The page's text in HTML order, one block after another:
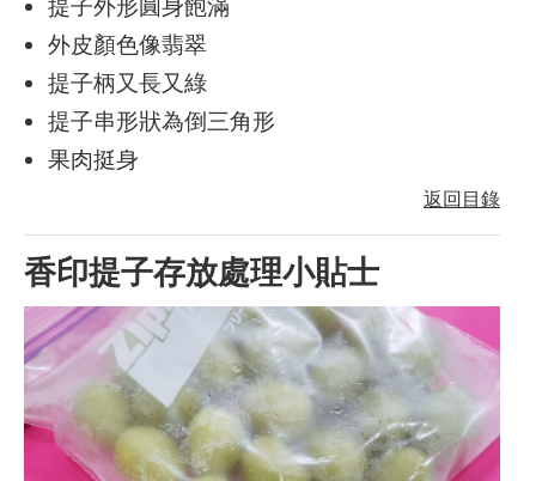
外皮顏色像翡翠
提子柄又長又綠
提子串形狀為倒三角形
果肉挺身
返回目錄
香印提子存放處理小貼士